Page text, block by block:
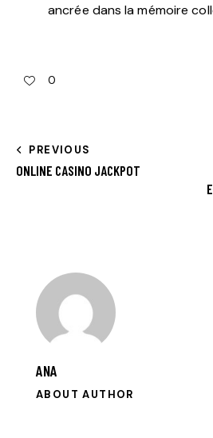
ancrée dans la mémoire
0
PREVIOUS
ONLINE CASINO JACKPOT
ANA
ABOUT AUTHOR